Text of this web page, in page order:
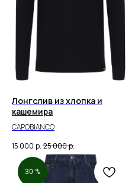
Лонгслив из хлопка и
кашемира
CAPOBIANCO
15 000 р. 25 000р.
30 %